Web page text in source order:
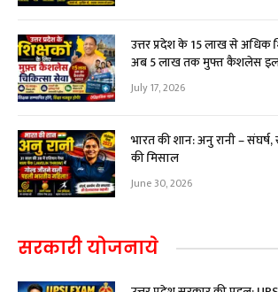
उत्तर प्रदेश के 15 लाख से अधिक
अब ₹5 लाख तक मुफ्त कैशलेस
July 17, 2026
भारत की शान: अनु रानी –
की मिसाल
June 30, 2026
सरकारी योजनाये